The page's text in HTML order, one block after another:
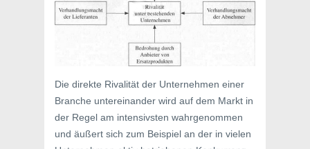
Die direkte Rivalität der Unternehmen einer
Branche untereinander wird auf dem Markt in
der Regel am intensivsten wahrgenommen
und äußert sich zum Beispiel an der in vielen